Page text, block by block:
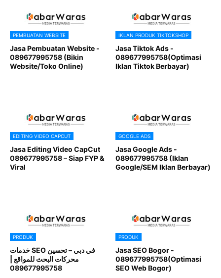
PEMBUATAN WEBSITE
Jasa Pembuatan Website -
089677995758 (Bikin
Website/Toko Online)
IKLAN PRODUK TIKTOKSHOP
Jasa Tiktok Ads -
089677995758(Optimasi
Iklan Tiktok Berbayar)
EDITING VIDEO CAPCUT
Jasa Editing Video CapCut
089677995758 – Siap FYP &
Viral
GOOGLE ADS
Jasa Google Ads -
089677995758 (Iklan
Google/SEM Iklan Berbayar)
PRODUK
خدمات SEO في دبي – تحسين
محركات البحث للمواقع |
089677995758
PRODUK
Jasa SEO Bogor -
089677995758(Optimasi
SEO Web Bogor)